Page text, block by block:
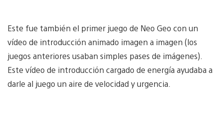
Este fue también el primer juego de Neo Geo con un
vídeo de introducción animado imagen a imagen (los
juegos anteriores usaban simples pases de imágenes).
Este vídeo de introducción cargado de energía ayudaba a
darle al juego un aire de velocidad y urgencia.